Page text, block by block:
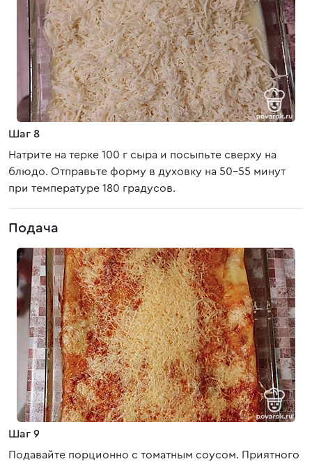
Шаг 8
Натрите на терке 100 г сыра и посыпьте сверху на
блюдо. Отправьте форму в духовку на 50-55 минут
при температуре 180 градусов.
Подача
Шаг 9
Подавайте порционно с томатным соусом. Приятного